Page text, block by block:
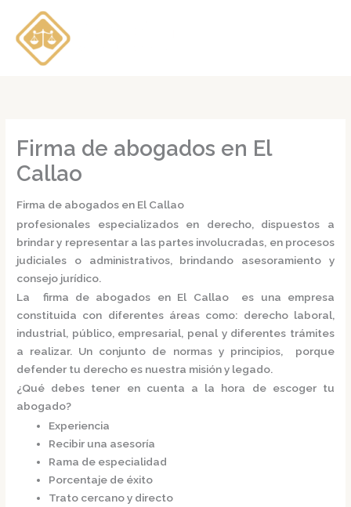
contenido
Firma de abogados en El
Callao
Firma de abogados en El Callao
profesionales especializados en derecho, dispuestos a
brindar y representar a las partes involucradas, en procesos
judiciales o administrativos, brindando asesoramiento y
consejo jurídico.
La firma de abogados en El Callao
es una empresa
constituida con diferentes áreas como: derecho laboral,
industrial, público, empresarial, penal y diferentes trámites
a realizar. Un conjunto de normas y principios, porque
defender tu derecho es nuestra misión y legado.
¿Qué debes tener en cuenta a la hora de escoger tu
abogado?
Experiencia
Recibir una asesoría
Rama de especialidad
Porcentaje de éxito
Trato cercano y directo